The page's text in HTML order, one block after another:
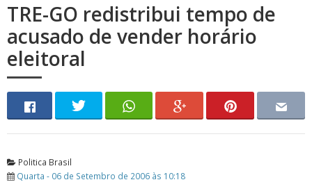
TRE-GO redistribui tempo de
acusado de vender horário
eleitoral
Politica Brasil
Quarta - 06 de Setembro de 2006 às 10:18